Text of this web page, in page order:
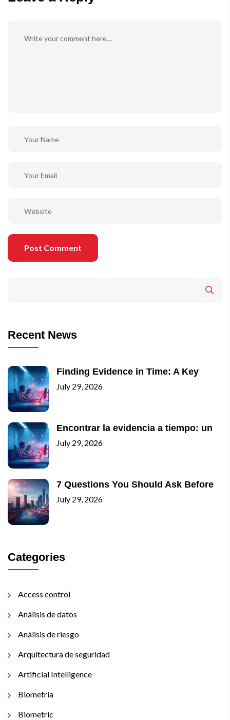
Post Comment
Recent News
Finding Evidence in Time: A Key
July 29, 2026
Encontrar la evidencia a tiempo: un
July 29, 2026
7 Questions You Should Ask Before
July 29, 2026
Categories
Access control
Análisis de datos
Análisis de riesgo
Arquitectura de seguridad
Artificial Intelligence
Biometría
Biometric